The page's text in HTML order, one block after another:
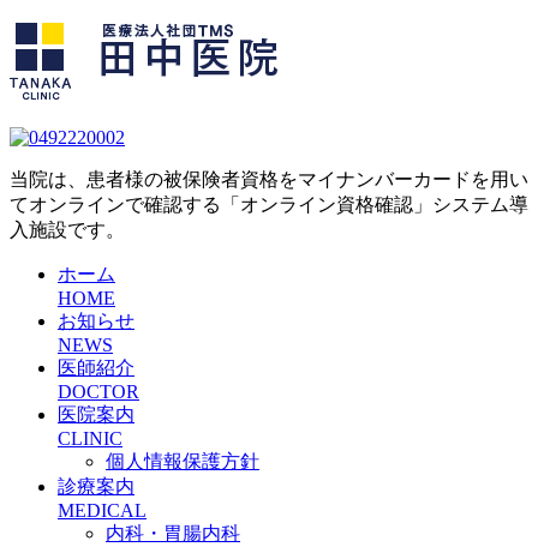
当院は、患者様の被保険者資格をマイナンバーカードを用い
てオンラインで確認する「オンライン資格確認」システム導
入施設です。
ホーム
HOME
お知らせ
NEWS
医師紹介
DOCTOR
医院案内
CLINIC
個人情報保護方針
診療案内
MEDICAL
内科・胃腸内科